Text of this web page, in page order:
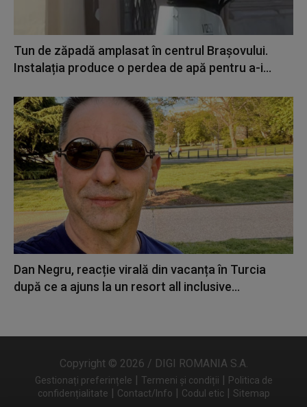
Tun de zăpadă amplasat în centrul Brașovului.
Instalația produce o perdea de apă pentru a-i...
Dan Negru, reacție virală din vacanța în Turcia
după ce a ajuns la un resort all inclusive...
Copyright © 2026 / DIGI ROMANIA S.A.
Gestionați preferințele | Termeni și condiții | Politica de
confidențialitate | Contact/Info | Codul etic | Sitemap